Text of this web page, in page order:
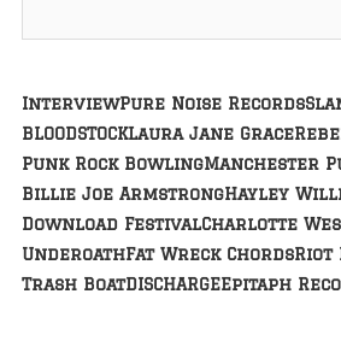
InterviewPure Noise Records
BLOODSTOCKLaura Jane Grace
Punk Rock BowlingManchester
Billie Joe ArmstrongHayley
Download FestivalCharlotte
UnderoathFat Wreck ChordsRiot
Trash BoatDISCHARGEEpitaph